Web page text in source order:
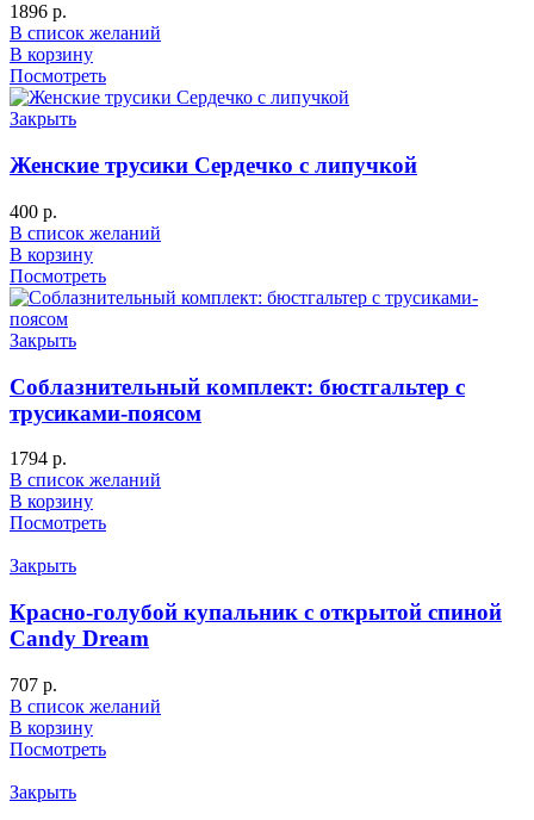
1896 р.
В список желаний
В корзину
Посмотреть
Закрыть
Женские трусики Сердечко с липучкой
400 р.
В список желаний
В корзину
Посмотреть
Закрыть
Соблазнительный комплект: бюстгальтер с
трусиками-поясом
1794 р.
В список желаний
В корзину
Посмотреть
Закрыть
Красно-голубой купальник с открытой спиной
Candy Dream
707 р.
В список желаний
В корзину
Посмотреть
Закрыть